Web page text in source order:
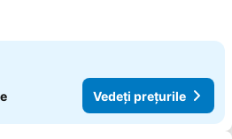
Vedeți prețurile